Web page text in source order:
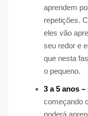
aprendem
repetições.
eles vão
seu redor e
que nesta
o pequeno.
3 a 5 anos –
começando